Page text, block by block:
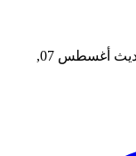
أغسطس 07,